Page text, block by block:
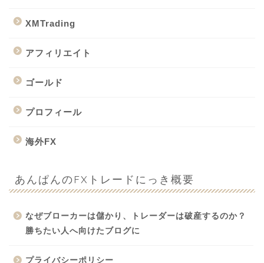
XMTrading
アフィリエイト
ゴールド
プロフィール
海外FX
あんぱんのFXトレードにっき概要
なぜブローカーは儲かり、トレーダーは破産するのか？
勝ちたい人へ向けたブログに
プライバシーポリシー